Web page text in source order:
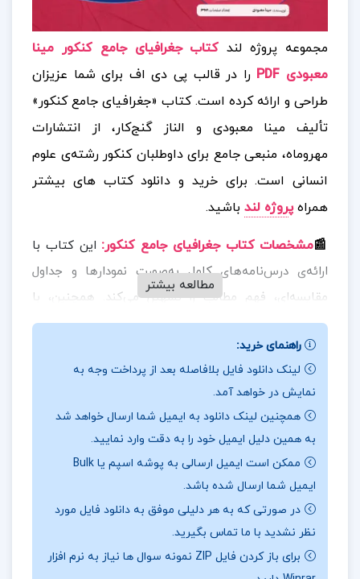
مجموعه پروژه لندکتاب جغرافیای جامع کنکور مینا
معبودی PDF
را در قالب پی دی اف برای شما عزیزان
طراحی و ارائه کرده است. کتاب «جغرافیای جامع کنکور»
تألیف مینا معبودی و الناز گنج‌کار، از انتشارات
مهروماه، منبعی جامع برای داوطلبان کنکور رشته‌ی علوم
انسانی است. برای خرید و دانلود کتاب های بیشتر
همراهپروژه لند باشید.
📰مشخصات کتاب جغرافیای جامع کنکور: این کتاب با
ارائه‌ی درس‌نامه‌های کامل به‌صورت نمودارها و جداول
مقایسه‌ای، فهم مطالب را تسهیل می‌کند. همچنین، با
بیش از ۱۷۰۰ تست تألیفی و کنکوری، به همراه پاسخ‌نامه‌ی
تشریحی، امکان تمرین و ارزیابی را فراهم می‌سازد.
📖بخشی از کتاب جغرافیای جامع کنکور
جامع کنکور مینا معبودی شامل درس‌نامه‌های مفهومی
برای پایه‌های دهم تا دوازدهم، تست‌های تألیفی و کنکوری
با پاسخ‌نامه تشریحی، جداول و نمودارهای آموزشی،
فلش‌کارت‌های مرور سریع، و آزمون‌های جامع برای
جمع‌بندی است. این کتاب با پوشش کامل و ترکیبی
مطالب، منبعی کامل برای آمادگی در کنکور انسانی به شمار
می‌رود.
مطالعه بیشتر
راهنمای خرید:
لینک دانلود فایل بلافاصله بعد از پرداخت وجه به
نمایش در خواهد آمد.
همچنین لینک دانلود به ایمیل شما ارسال خواهد شد
به همین دلیل ایمیل خود را به دقت وارد نمایید.
ممکن است ایمیل ارسالی به پوشه اسپم یا Bulk
ایمیل شما ارسال شده باشد.
در صورتی که به هر دلیلی موفق به دانلود فایل مورد
نظر نشدید با ما تماس بگیرید.
برای باز کردن فایل ZIP نمونه سوال ها نیاز به نرم افزار